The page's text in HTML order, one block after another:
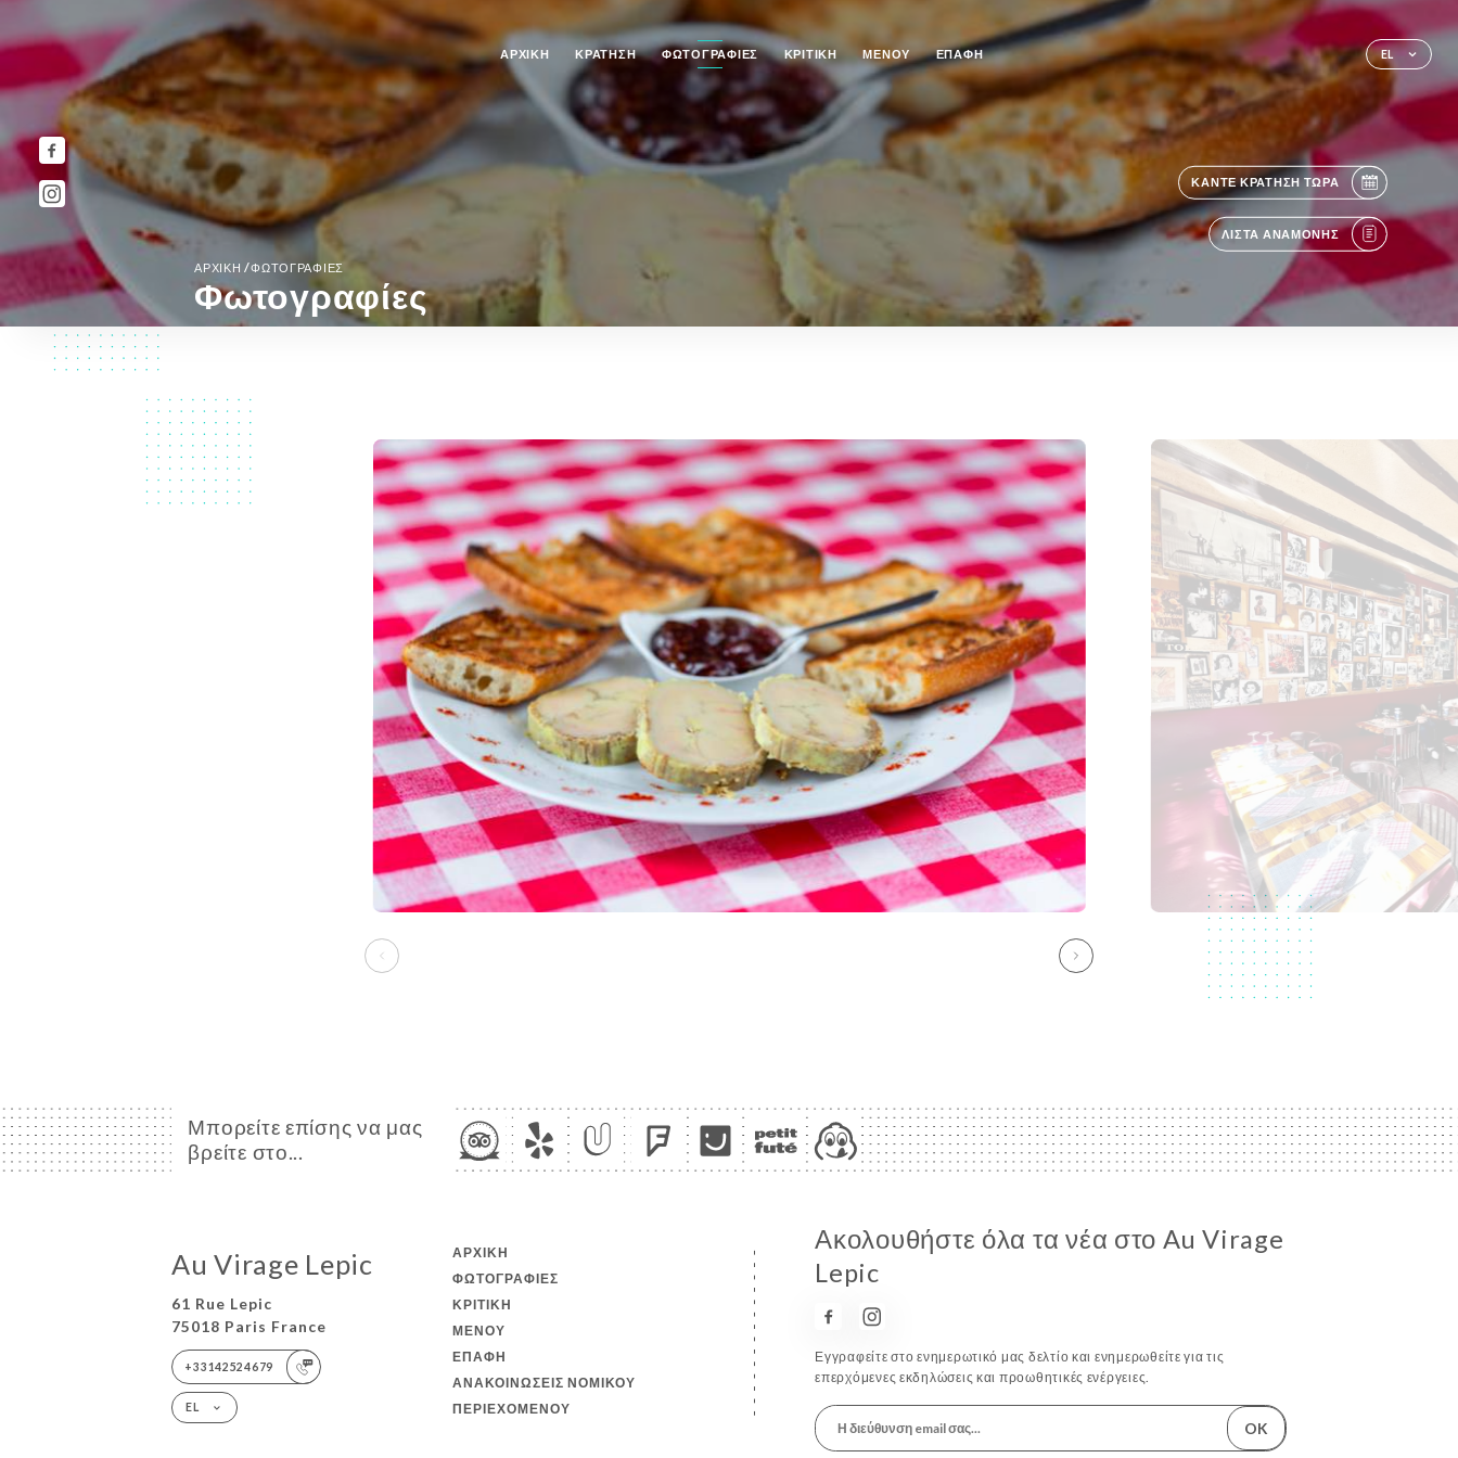
EL
ΑΡΧΙΚΉ ΚΡΆΤΗΣΗ ΦΩΤΟΓΡΑΦΊΕΣ ΚΡΙΤΙΚΉ ΜΕΝΟΎ ΕΠΑΦΉ
ΚΆΝΤΕ ΚΡΆΤΗΣΗ ΤΏΡΑ
ΛΊΣΤΑ ΑΝΑΜΟΝΉΣ
ΑΡΧΙΚΉ/ΦΩΤΟΓΡΑΦΊΕΣ
Φωτογραφίες
Μπορείτε επίσης να μας
βρείτε στο...
Au Virage Lepic
61 Rue Lepic
75018 Paris France
+33142524679
EL
ΑΡΧΙΚΉ
ΦΩΤΟΓΡΑΦΊΕΣ
ΚΡΙΤΙΚΉ
ΜΕΝΟΎ
ΕΠΑΦΉ
ΑΝΑΚΟΙΝΏΣΕΙΣ ΝΟΜΙΚΟΎ
ΠΕΡΙΕΧΟΜΈΝΟΥ
Ακολουθήστε όλα τα νέα στο Au Virage
Lepic
Εγγραφείτε στο ενημερωτικό μας δελτίο και ενημερωθείτε για τις
επερχόμενες εκδηλώσεις και προωθητικές ενέργειες.
OK